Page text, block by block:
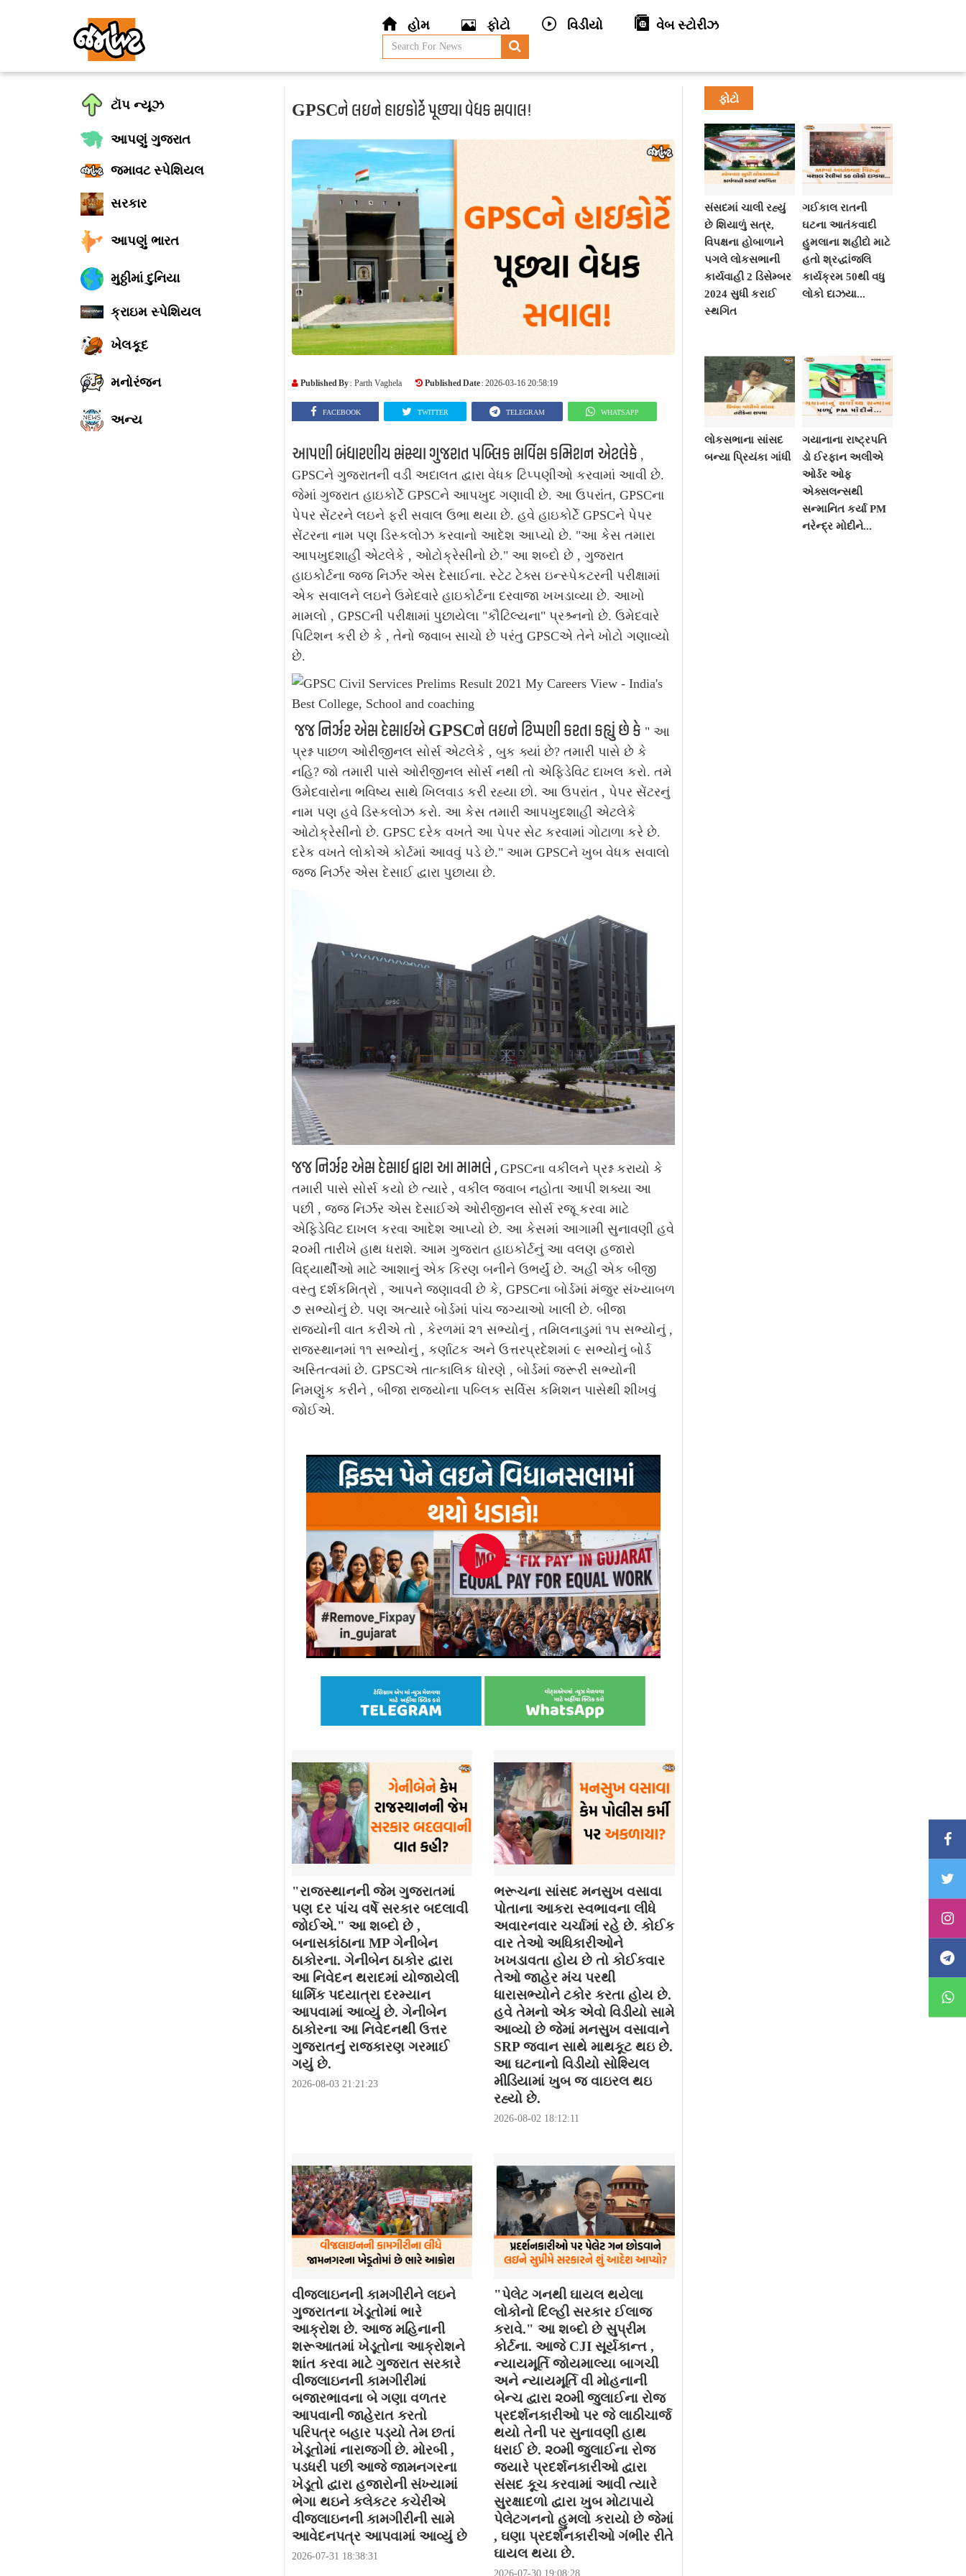
હોમ ફોટો વિડીયો વેબ સ્ટોરીઝ
ટૉપ ન્યૂઝ
આપણું ગુજરાત
જમાવટ સ્પેશિયલ
સરકાર
આપણું ભારત
મુઠ્ઠીમાં દુનિયા
ક્રાઇમ સ્પેશિયલ
ખેલકૂદ
મનોરંજન
અન્ય
GPSCને લઇને હાઇકોર્ટે પૂછ્યા વેધક સવાલ!
Published By : Parth Vaghela Published Date : 2026-03-16 20:58:19
FACEBOOK TWITTER TELEGRAM WHATSAPP
આપણી બંધારણીય સંસ્થા ગુજરાત પબ્લિક સર્વિસ કમિશન એટલેકે ,
GPSCને ગુજરાતની વડી અદાલત દ્વારા વેધક ટિપ્પણીઓ કરવામાં આવી છે.
જેમાં ગુજરાત હાઇકોર્ટે GPSCને આપખુદ ગણાવી છે. આ ઉપરાંત, GPSCના
પેપર સેંટરને લઇને ફરી સવાલ ઉભા થયા છે. હવે હાઇકોર્ટે GPSCને પેપર
સેંટરના નામ પણ ડિસ્કલોઝ કરવાનો આદેશ આપ્યો છે. "આ કેસ તમારા
આપખુદશાહી એટલેકે , ઓટોક્રેસીનો છે." આ શબ્દો છે , ગુજરાત
હાઇકોર્ટના જજ નિર્ઝર એસ દેસાઈના. સ્ટેટ ટેક્સ ઇન્સ્પેકટરની પરીક્ષામાં
એક સવાલને લઇને ઉમેદવારે હાઇકોર્ટના દરવાજા ખખડાવ્યા છે. આખો
મામલો , GPSCની પરીક્ષામાં પુછાયેલા "કૌટિલ્યના" પ્રશ્ર્નનો છે. ઉમેદવારે
પિટિશન કરી છે કે , તેનો જવાબ સાચો છે પરંતુ GPSCએ તેને ખોટો ગણાવ્યો
છે.
જજ નિર્ઝર એસ દેસાઈએ GPSCને લઇને ટિપ્પણી કરતા કહ્યું છે કે " આ
પ્રશ્ન પાછળ ઓરીજીનલ સોર્સ એટલેકે , બુક ક્યાં છે? તમારી પાસે છે કે
નહિ? જો તમારી પાસે ઓરીજીનલ સોર્સ નથી તો એફિડેવિટ દાખલ કરો. તમે
ઉમેદવારોના ભવિષ્ય સાથે ખિલવાડ કરી રહ્યા છો. આ ઉપરાંત , પેપર સેંટરનું
નામ પણ હવે ડિસ્કલોઝ કરો. આ કેસ તમારી આપખુદશાહી એટલેકે
ઓટોક્રેસીનો છે. GPSC દરેક વખતે આ પેપર સેટ કરવામાં ગોટાળા કરે છે.
દરેક વખતે લોકોએ કોર્ટમાં આવવું પડે છે." આમ GPSCને ખુબ વેધક સવાલો
જજ નિર્ઝર એસ દેસાઈ દ્વારા પુછાયા છે.
જજ નિર્ઝર એસ દેસાઈ દ્વારા આ મામલે , GPSCના વકીલને પ્રશ્ન કરાયો કે
તમારી પાસે સોર્સ કયો છે ત્યારે , વકીલ જવાબ નહોતા આપી શક્યા આ
પછી , જજ નિર્ઝર એસ દેસાઈએ ઓરીજીનલ સોર્સ રજૂ કરવા માટે
એફિડેવિટ દાખલ કરવા આદેશ આપ્યો છે. આ કેસમાં આગામી સુનાવણી હવે
૨૦મી તારીખે હાથ ધરાશે. આમ ગુજરાત હાઇકોર્ટનું આ વલણ હજારો
વિદ્યાર્થીઓ માટે આશાનું એક કિરણ બનીને ઉભર્યું છે. અહીં એક બીજી
વસ્તુ દર્શકમિત્રો , આપને જણાવવી છે કે, GPSCના બોર્ડમાં મંજુર સંખ્યાબળ
૭ સભ્યોનું છે. પણ અત્યારે બોર્ડમાં પાંચ જગ્યાઓ ખાલી છે. બીજા
રાજ્યોની વાત કરીએ તો , કેરળમાં ૨૧ સભ્યોનું , તમિલનાડુમાં ૧૫ સભ્યોનું ,
રાજસ્થાનમાં ૧૧ સભ્યોનું , કર્ણાટક અને ઉત્તરપ્રદેશમાં ૯ સભ્યોનું બોર્ડ
અસ્તિત્વમાં છે. GPSCએ તાત્કાલિક ધોરણે , બોર્ડમાં જરૂરી સભ્યોની
નિમણુંક કરીને , બીજા રાજ્યોના પબ્લિક સર્વિસ કમિશન પાસેથી શીખવું
જોઈએ.
"રાજસ્થાનની જેમ ગુજરાતમાં
પણ દર પાંચ વર્ષે સરકાર બદલાવી
જોઈએ." આ શબ્દો છે ,
બનાસકાંઠાના MP ગેનીબેન
ઠાકોરના. ગેનીબેન ઠાકોર દ્વારા
આ નિવેદન થરાદમાં યોજાયેલી
ધાર્મિક પદયાત્રા દરમ્યાન
આપવામાં આવ્યું છે. ગેનીબેન
ઠાકોરના આ નિવેદનથી ઉત્તર
ગુજરાતનું રાજકારણ ગરમાઈ
ગયું છે.
2026-08-03 21:21:23
ભરૂચના સાંસદ મનસુખ વસાવા
પોતાના આકરા સ્વભાવના લીધે
અવારનવાર ચર્ચામાં રહે છે. કોઈક
વાર તેઓ અધિકારીઓને
ખખડાવતા હોય છે તો કોઈકવાર
તેઓ જાહેર મંચ પરથી
ધારાસભ્યોને ટકોર કરતા હોય છે.
હવે તેમનો એક એવો વિડીયો સામે
આવ્યો છે જેમાં મનસુખ વસાવાને
SRP જવાન સાથે માથકૂટ થઇ છે.
આ ઘટનાનો વિડીયો સોશ્યિલ
મીડિયામાં ખુબ જ વાઇરલ થઇ
રહ્યો છે.
2026-08-02 18:12:11
વીજલાઇનની કામગીરીને લઇને
ગુજરાતના ખેડૂતોમાં ભારે
આક્રોશ છે. આજ મહિનાની
શરૂઆતમાં ખેડૂતોના આક્રોશને
શાંત કરવા માટે ગુજરાત સરકારે
વીજલાઇનની કામગીરીમાં
બજારભાવના બે ગણા વળતર
આપવાની જાહેરાત કરતો
પરિપત્ર બહાર પડ્યો તેમ છતાં
ખેડૂતોમાં નારાજગી છે. મોરબી ,
પડધરી પછી આજે જામનગરના
ખેડૂતો દ્વારા હજારોની સંખ્યામાં
ભેગા થઇને કલેકટર કચેરીએ
વીજલાઇનની કામગીરીની સામે
આવેદનપત્ર આપવામાં આવ્યું છે
2026-07-31 18:38:31
"પેલેટ ગનથી ઘાયલ થયેલા
લોકોનો દિલ્હી સરકાર ઈલાજ
કરાવે." આ શબ્દો છે સુપ્રીમ
કોર્ટના. આજે CJI સૂર્યકાન્ત ,
ન્યાયમૂર્તિ જોયમાલ્યા બાગચી
અને ન્યાયમૂર્તિ વી મોહનાની
બેન્ચ દ્વારા ૨૦મી જુલાઈના રોજ
પ્રદર્શનકારીઓ પર જે લાઠીચાર્જ
થયો તેની પર સુનાવણી હાથ
ધરાઈ છે. ૨૦મી જુલાઈના રોજ
જયારે પ્રદર્શનકારીઓ દ્વારા
સંસદ કૂચ કરવામાં આવી ત્યારે
સુરક્ષાદળો દ્વારા ખુબ મોટાપાયે
પેલેટગનનો હુમલો કરાયો છે જેમાં
, ઘણા પ્રદર્શનકારીઓ ગંભીર રીતે
ઘાયલ થયા છે.
2026-07-30 19:08:28
ફોટો
સંસદમાં ચાલી રહ્યું
છે શિયાળું સત્ર,
વિપક્ષના હોબાળાને
પગલે લોકસભાની
કાર્યવાહી 2 ડિસેમ્બર
2024 સુધી કરાઈ
સ્થગિત
ગઈકાલ રાતની
ઘટના આતંકવાદી
હુમલાના શહીદો માટે
હતો શ્રદ્ધાંજલિ
કાર્યક્રમ 50થી વધુ
લોકો દાઝયા...
લોકસભાના સાંસદ
બન્યા પ્રિયંકા ગાંધી
ગયાનાના રાષ્ટ્રપતિ
ડો ઈરફાન અલીએ
ઓર્ડર ઓફ
એક્સલન્સથી
સન્માનિત કર્યા PM
નરેન્દ્ર મોદીને...